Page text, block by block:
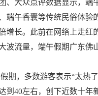
、大众点评数据显示，端
端午香囊等传统民俗体验
增长。此前在网络上走红
波流量，端午假期广东佛
期，多数游客表示“太热
到40左右，创下近数十年